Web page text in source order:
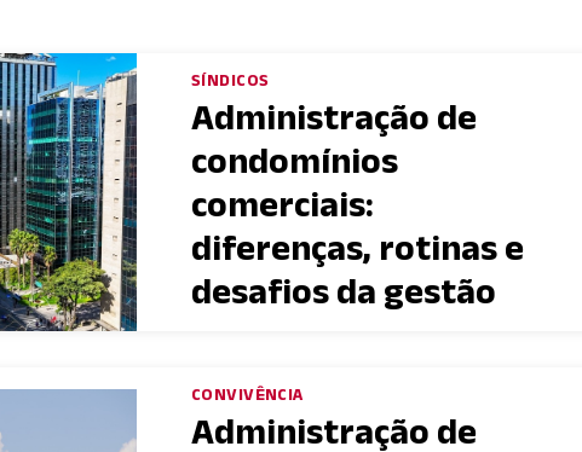
SÍNDICOS
Administração de
condomínios
comerciais:
diferenças, rotinas e
desafios da gestão
CONVIVÊNCIA
Administração de